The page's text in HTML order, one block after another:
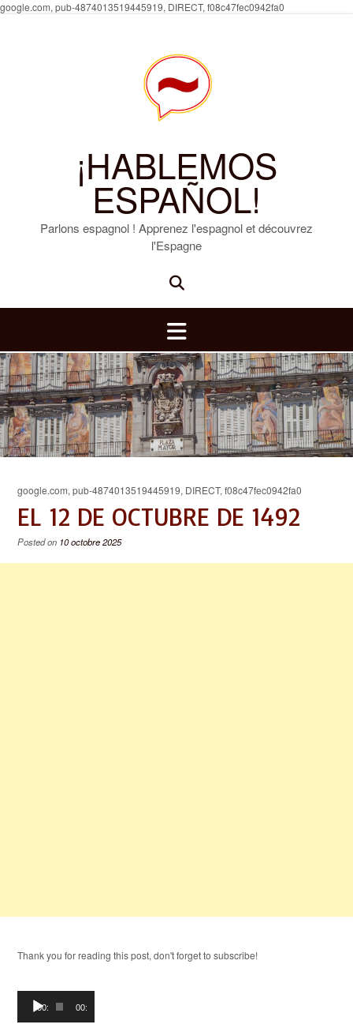
google.com, pub-4874013519445919, DIRECT, f08c47fec0942fa0
¡HABLEMOS
ESPAÑOL!
Parlons espagnol ! Apprenez l'espagnol et découvrez
l'Espagne
google.com, pub-4874013519445919, DIRECT, f08c47fec0942fa0
EL 12 DE OCTUBRE DE 1492
Posted on 10 octobre 2025
Thank you for reading this post, don't forget to subscribe!
Lecteur
audio00:00 00:00